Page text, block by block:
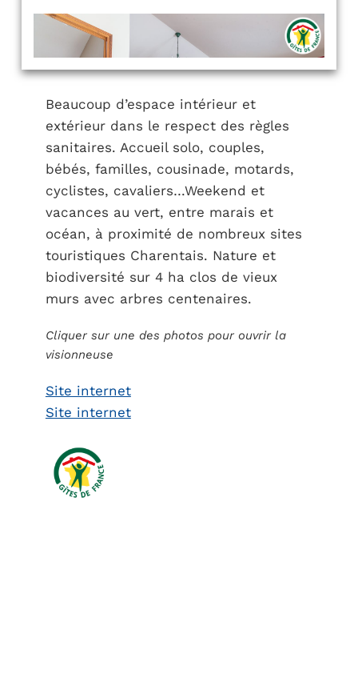
Beaucoup d’espace intérieur et
extérieur dans le respect des règles
sanitaires. Accueil solo, couples,
bébés, familles, cousinade, motards,
cyclistes, cavaliers…Weekend et
vacances au vert, entre marais et
océan, à proximité de nombreux sites
touristiques Charentais. Nature et
biodiversité sur 4 ha clos de vieux
murs avec arbres centenaires.
Cliquer sur une des photos pour ouvrir la
visionneuse
Site internet
Site internet